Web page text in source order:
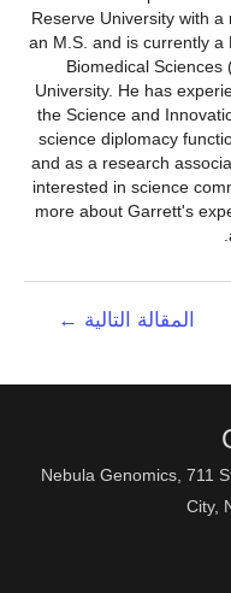
Reserve University with
an M.S. and is currently a
Biomedical Sciences
University. He has
the Science and
science diplomacy
and as a research
interested in science
more about Garrett's
المقالة التالية ←
Nebula Genomics, 711
City,